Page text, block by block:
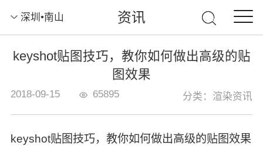
深圳•南山 资讯
keyshot贴图技巧，教你如何做出高级的贴
图效果
2018-09-15 65895 分类：渲染资讯
keyshot贴图技巧，教你如何做出高级的贴图效果